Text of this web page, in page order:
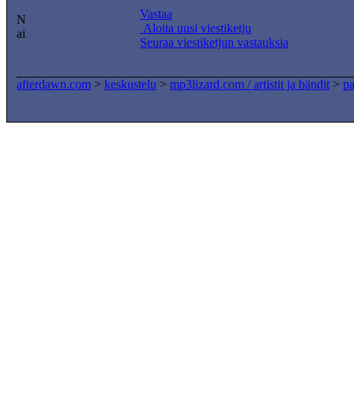
Vastaa
Aloita uusi viestiketju
Seuraa viestiketjun vastauksia
afterdawn.com > keskustelu > mp3lizard.com / artistit ja bändit >